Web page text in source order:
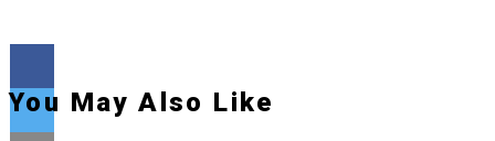
You May Also Like